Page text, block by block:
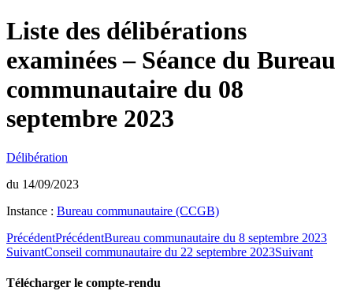
Liste des délibérations
examinées – Séance du Bureau
communautaire du 08
septembre 2023
Délibération
du 14/09/2023
Instance : Bureau communautaire (CCGB)
PrécédentPrécédentBureau communautaire du 8 septembre 2023
SuivantConseil communautaire du 22 septembre 2023Suivant
Télécharger le compte-rendu